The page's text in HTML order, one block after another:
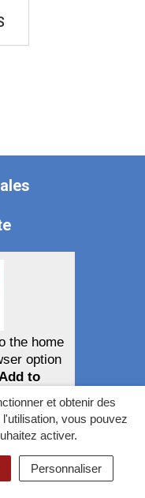
et obtenir des
vous pouvez
activer.
Personnaliser
the home
option
Add to
by pressing
your device
right menu